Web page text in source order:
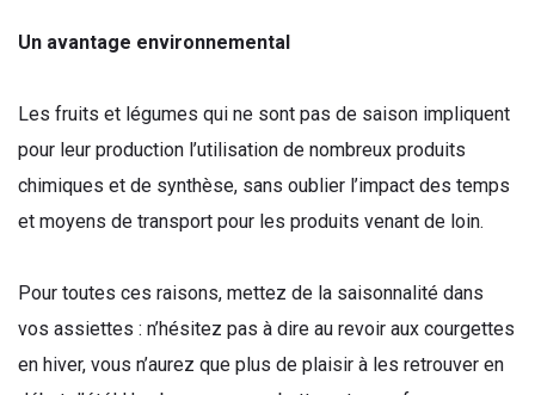
Un avantage environnemental
Les fruits et légumes qui ne sont pas de saison impliquent
pour leur production l’utilisation de nombreux produits
chimiques et de synthèse, sans oublier l’impact des temps
et moyens de transport pour les produits venant de loin.
Pour toutes ces raisons, mettez de la saisonnalité dans
vos assiettes : n’hésitez pas à dire au revoir aux courgettes
en hiver, vous n’aurez que plus de plaisir à les retrouver en